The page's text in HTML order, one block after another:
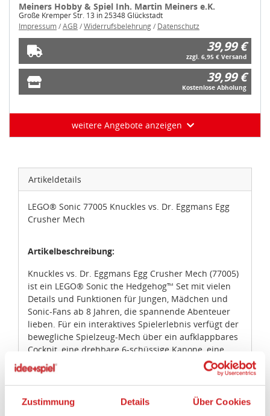
Zustimmung Details Über Cookies
Meiners Hobby & Spiel Inh. Martin Meiners e.K.
Große Kremper Str. 13 in 25348 Glückstadt
Impressum/AGB /Widerrufsbelehrung/ Datenschutz
39,99 €
zzgl. 6,95 € Versand
39,99 €
Kostenlose Abholung
weitere Angebote anzeigen
Artikeldetails
LEGO® Sonic 77005 Knuckles vs. Dr. Eggmans Egg
Crusher Mech
Artikelbeschreibung:
Knuckles vs. Dr. Eggmans Egg Crusher Mech (77005)
ist ein LEGO® Sonic the Hedgehog™ Set mit vielen
Details und Funktionen für Jungen, Mädchen und
Sonic-Fans ab 8 Jahren, die spannende Abenteuer
lieben. Für ein interaktives Spielerlebnis verfügt der
bewegliche Spielzeug-Mech über ein aufklappbares
Cockpit, eine drehbare 6-schüssige Kanone, eine
gewaltige drehbare Pranke und gelenkige Glieder. 2
Charaktere, Knuckles The Echidna und Dr. Eggman,
laden ebenso zu packenden Rollenspielen ein wie
das Hoverboard, das Spielzeugkatapult mit 2